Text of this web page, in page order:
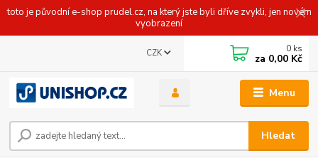
toto je původní e-shop prudel.cz, na který jste byli dříve zvykli, jen novém
vyobrazení
Menu
CZK
Hledat
0 ks
za 0,00 Kč